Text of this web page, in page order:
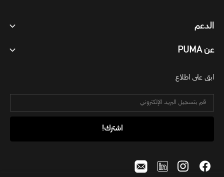
الدعم
عن PUMA
ابق على اطلاع